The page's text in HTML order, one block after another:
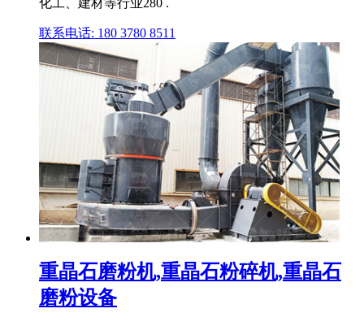
化工、建材等行业280 .
联系电话: 180 3780 8511
重晶石磨粉机,重晶石粉碎机,重晶石
磨粉设备